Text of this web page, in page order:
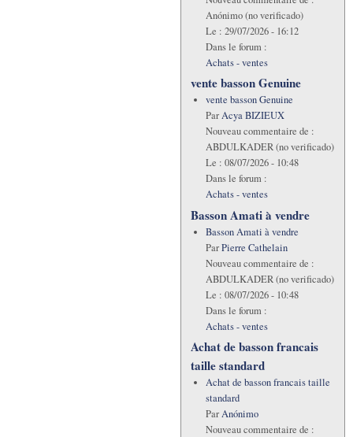
Anónimo (no verificado)
Le : 29/07/2026 - 16:12
Dans le forum :
Achats - ventes
vente basson Genuine
vente basson Genuine
ParAcya BIZIEUX
Nouveau commentaire de :
ABDULKADER (no verificado)
Le : 08/07/2026 - 10:48
Dans le forum :
Achats - ventes
Basson Amati à vendre
Basson Amati à vendre
ParPierre Cathelain
Nouveau commentaire de :
ABDULKADER (no verificado)
Le : 08/07/2026 - 10:48
Dans le forum :
Achats - ventes
Achat de basson francais
taille standard
Achat de basson francais taille
standard
ParAnónimo
Nouveau commentaire de :